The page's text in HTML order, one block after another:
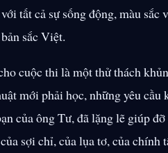
tất cả sự sống động, màu
sắc Việt.
cuộc thi là một thử thách
mới phải học, những yêu
của ông Tư, đã lặng lẽ giúp
sợi chỉ, của lụa tơ, của